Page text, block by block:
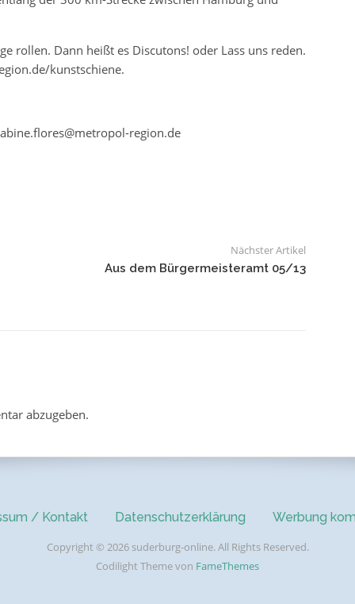
rollen. Dann heißt es Discutons! oder Lass uns reden.
kunstschiene.
region.de
Nächster Artikel
Aus dem Bürgermeisteramt 05/13
abzugeben.
/ Kontakt Datenschutzerklärung Werbung
Copyright © 2026 suderburg-online. All Rights Reserved.
Codilight Theme von FameThemes